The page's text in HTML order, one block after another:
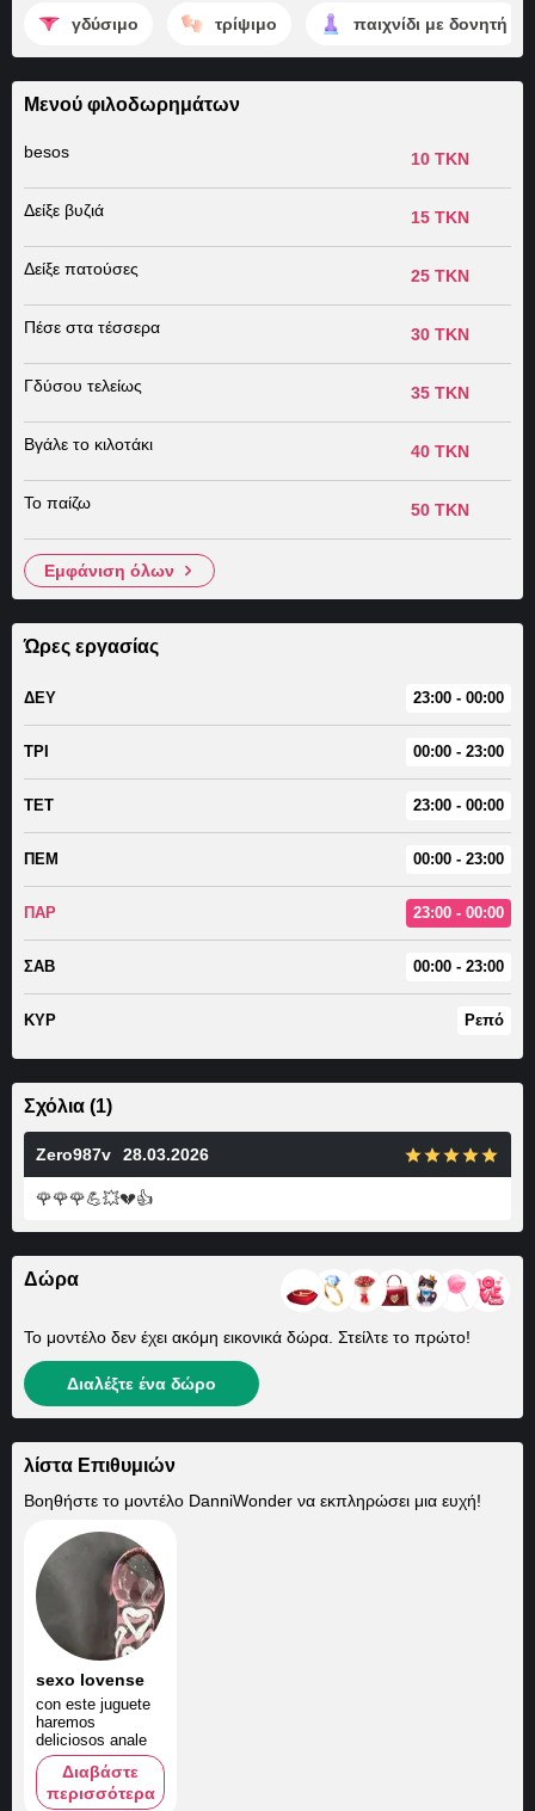
γδύσιμο τρίψιμο παιχνίδι με δονητή
Μενού φιλοδωρημάτων
besos 10 TKN
Δείξε βυζιά 15 TKN
Δείξε πατούσες 25 TKN
Πέσε στα τέσσερα 30 TKN
Γδύσου τελείως 35 TKN
Βγάλε το κιλοτάκι 40 TKN
Το παίζω 50 TKN
εμφάνιση όλων
Ώρες εργασίας
ΔΕΥ 23:00 - 00:00
ΤΡΙ 00:00 - 23:00
ΤΕΤ 23:00 - 00:00
ΠΕΜ 00:00 - 23:00
ΠΑΡ 23:00 - 00:00
ΣΑΒ 00:00 - 23:00
ΚΥΡ Ρεπό
Σχόλια (1)
Zero987v 28.03.2026
🌹🌹🌹💪💥💔👍
Δώρα
Το μοντέλο δεν έχει ακόμη εικονικά δώρα. Στείλτε το πρώτο!
Διαλέξτε ένα δώρο
λίστα Επιθυμιών
Βοηθήστε το μοντέλο DanniWonder να εκπληρώσει μια ευχή!
sexo lovense
con este juguete
haremos
deliciosos anale
Διαβάστε
περισσότερα